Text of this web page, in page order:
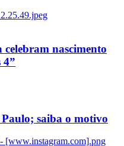
nascimento
4”
saiba o motivo